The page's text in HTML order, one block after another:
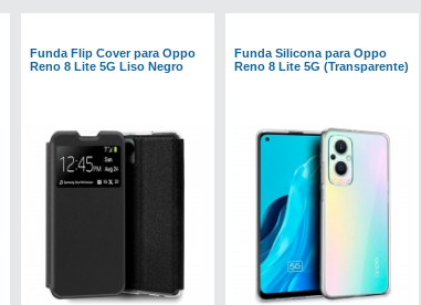
Funda Flip Cover para Oppo
Reno 8 Lite 5G Liso Negro
Funda Silicona para Oppo
Reno 8 Lite 5G (Transparente)